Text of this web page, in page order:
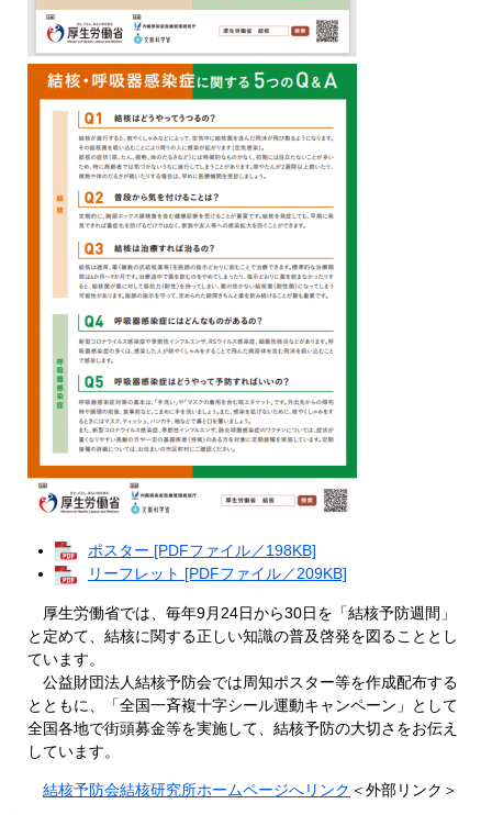
ポスター [PDFファイル／198KB]
リーフレット [PDFファイル／209KB]
厚生労働省では、毎年9月24日から30日を「結核予防週間」
と定めて、結核に関する正しい知識の普及啓発を図ることとし
ています。
公益財団法人結核予防会では周知ポスター等を作成配布する
とともに、「全国一斉複十字シール運動キャンペーン」として
全国各地で街頭募金等を実施して、結核予防の大切さをお伝え
しています。
結核予防会結核研究所ホームページへリンク ＜外部リンク＞